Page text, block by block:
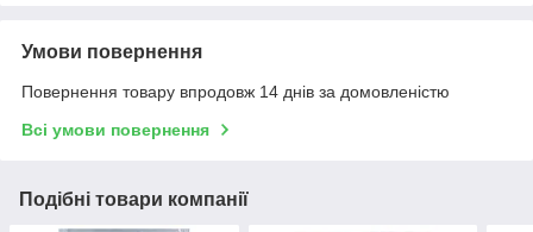
Умови повернення
Повернення товару впродовж 14 днів за домовленістю
Всі умови повернення
Подібні товари компанії